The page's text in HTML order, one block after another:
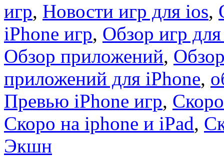
игр, Новости игр для ios,
iPhone игр, Обзор игр
Обзор приложений,
приложений для iPhone,
Превью iPhone игр,
Скоро на iphone и iPad,
Экшн